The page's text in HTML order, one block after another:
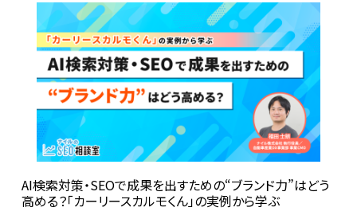
AI検索対策・SEOで成果を出すための“ブランド力”はどう
高める？――「カーリースカルモくん」の実例から学ぶ